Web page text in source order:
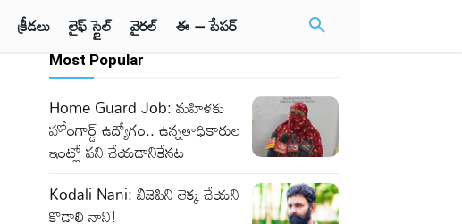
క్రీడలు లైఫ్ స్టైల్ వైరల్ ఈ – పేపర్
Most Popular
Home Guard Job: మహిళకు
హోంగార్డ్ ఉద్యోగం.. ఉన్నతాధికారుల
ఇంట్లో పని చేయడానికేనట
Kodali Nani: బిజెపిని లెక్క చేయని
కొడాలి నాని!